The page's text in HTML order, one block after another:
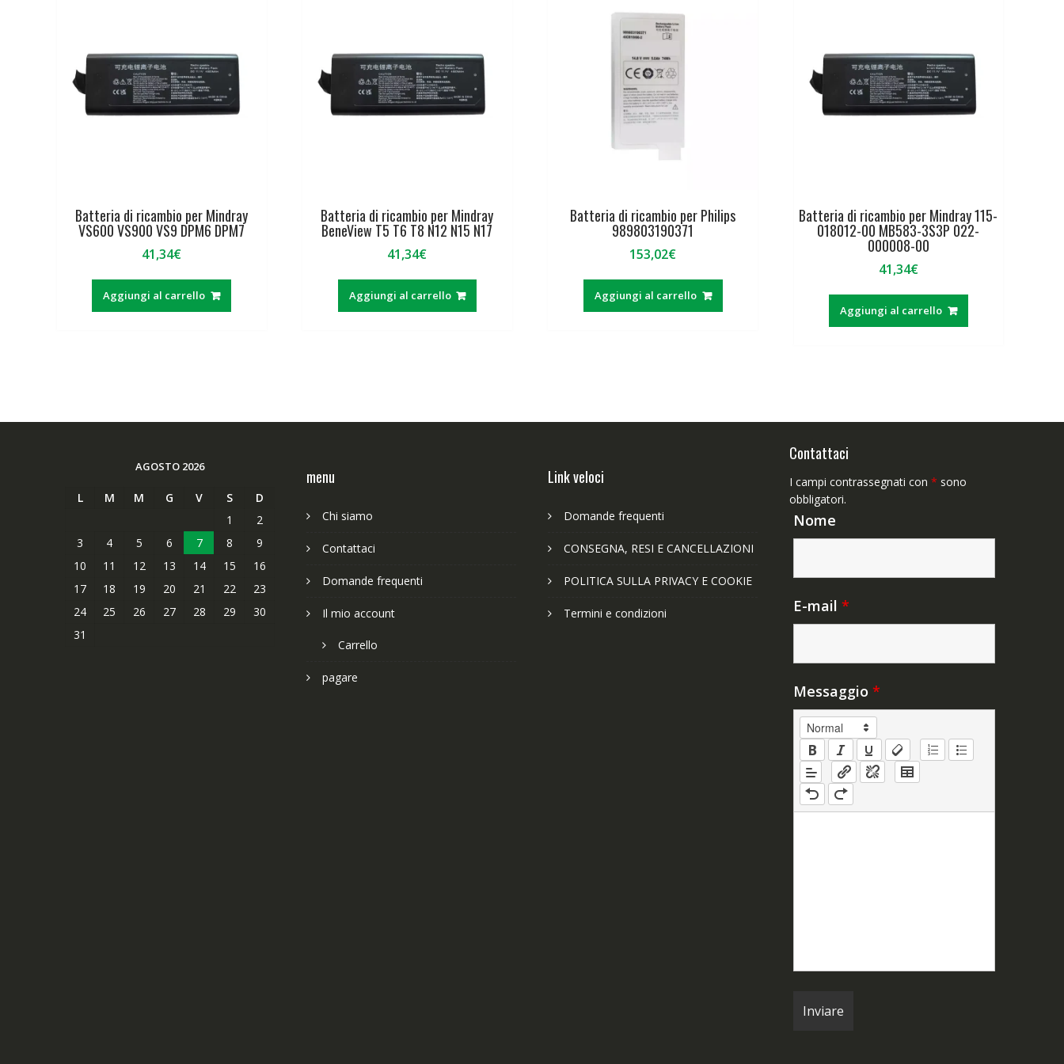
Batteria di ricambio per Mindray
VS600 VS900 VS9 DPM6 DPM7
41,34€
Aggiungi al carrello
Batteria di ricambio per Mindray
BeneView T5 T6 T8 N12 N15 N17
41,34€
Aggiungi al carrello
Batteria di ricambio per Philips
989803190371
153,02€
Aggiungi al carrello
Batteria di ricambio per Mindray 115-
018012-00 MB583-3S3P 022-
000008-00
41,34€
Aggiungi al carrello
AGOSTO 2026
L M M G V S
D
1
2
3
4 5 6 7 8
9
10
11 12 13 14 15
16
17
18 19 20 21 22
23
24
25 26 27 28 29
30
31
menu
Chi siamo
Contattaci
Domande frequenti
Il mio account
Carrello
pagare
Link veloci
Domande frequenti
CONSEGNA, RESI E CANCELLAZIONI
POLITICA SULLA PRIVACY E COOKIE
Termini e condizioni
Contattaci
I campi contrassegnati con * sono
obbligatori.
Nome
E-mail *
Messaggio *